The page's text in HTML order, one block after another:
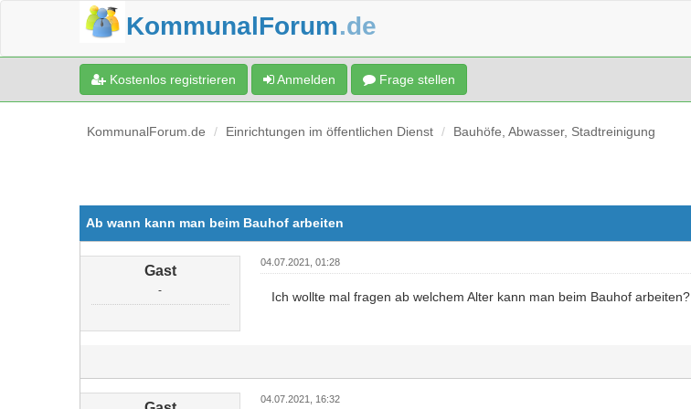
KommunalForum.de
Kostenlos registrieren Anmelden Frage stellen
KommunalForum.de Einrichtungen im öffentlichen Dienst Bauhöfe, Abwasser, Stadtreinigung
Ab wann kann man beim Bauhof arbeiten
Gast
-
04.07.2021, 01:28
Ich wollte mal fragen ab welchem Alter kann man beim Bauhof arbeiten?
04.07.2021, 16:32